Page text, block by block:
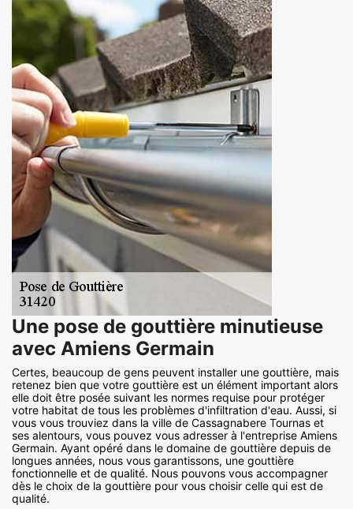
Une pose de gouttière minutieuse
avec Amiens Germain
Certes, beaucoup de gens peuvent installer une gouttière, mais
retenez bien que votre gouttière est un élément important alors
elle doit être posée suivant les normes requise pour protéger
votre habitat de tous les problèmes d'infiltration d'eau. Aussi, si
vous vous trouviez dans la ville de Cassagnabere Tournas et
ses alentours, vous pouvez vous adresser à l'entreprise Amiens
Germain. Ayant opéré dans le domaine de gouttière depuis de
longues années, nous vous garantissons, une gouttière
fonctionnelle et de qualité. Nous pouvons vous accompagner
dès le choix de la gouttière pour vous choisir celle qui est de
qualité.